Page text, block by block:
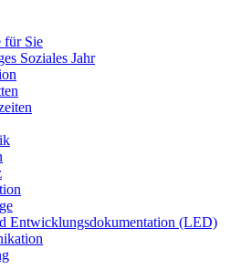
für Sie
Soziales Jahr
Entwicklungsdokumentation (LED)